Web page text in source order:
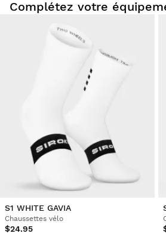
Complétez votre
S1 WHITE GAVIA
Chaussettes vélo
$24.95